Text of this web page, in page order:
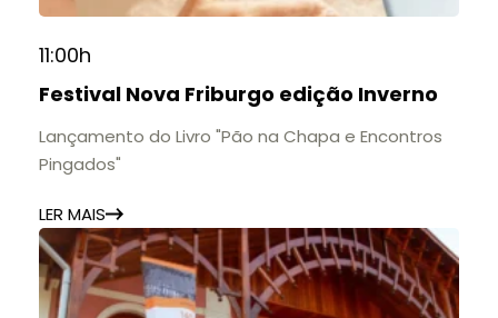
11:00h
Festival Nova Friburgo edição Inverno
Lançamento do Livro "Pão na Chapa e Encontros
Pingados"
LER MAIS